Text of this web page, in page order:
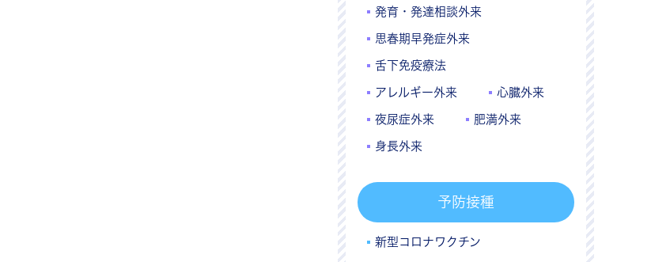
発育・発達相談外来
思春期早発症外来
舌下免疫療法
アレルギー外来 心臓外来
夜尿症外来 肥満外来
身長外来
予防接種
新型コロナワクチン